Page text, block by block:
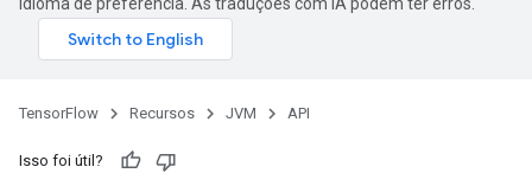
TensorFlow Recursos JVM API
Isso foi útil?